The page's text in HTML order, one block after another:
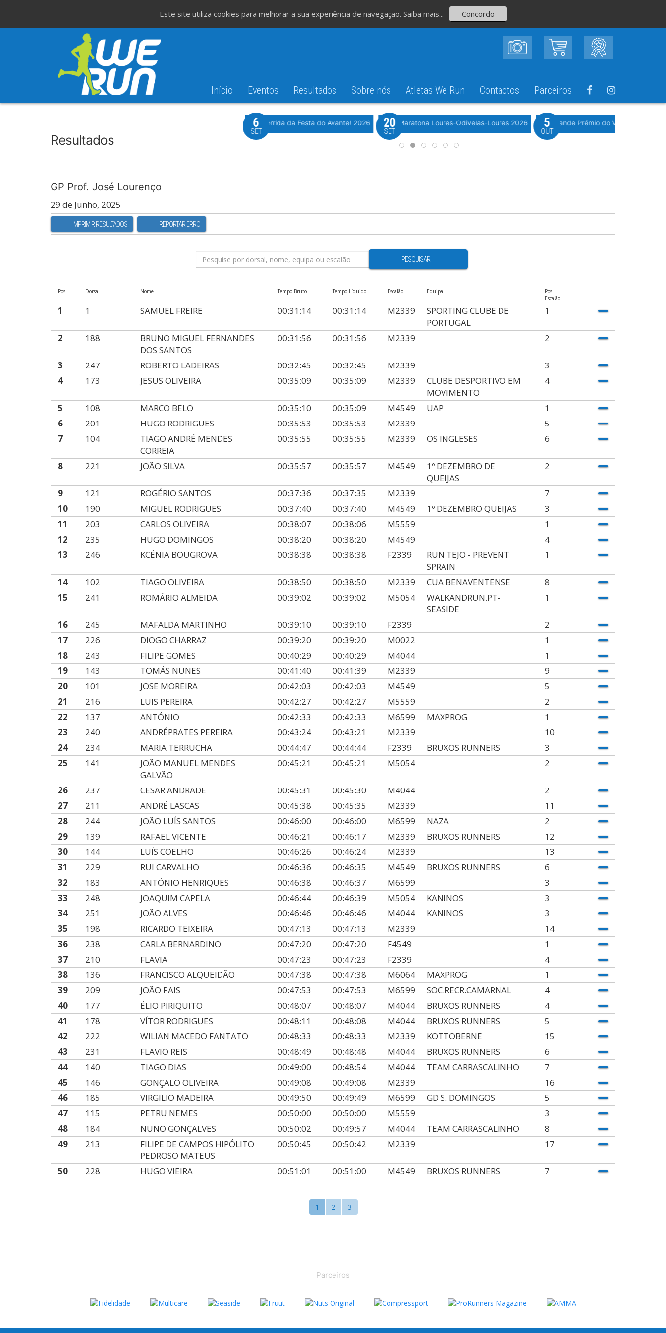
Início Eventos Resultados Sobre nós Atletas We Run Contactos Parceiros
Resultados Evento WeTiming
37ª Corrida da Festa do Avante! 2026
6
SET
Meia Maratona Loures-Odivelas-Loures 2026
20
SET
10º Grande Prémio do Vale Grande
5
OUT
GP Prof. José Lourenço
29 de Junho, 2025
IMPRIMIR RESULTADOS REPORTAR ERRO
PESQUISAR
Pos. Dorsal Nome Tempo Bruto Tempo Líquido Escalão Equipa
Pos.
Escalão
1 1 SAMUEL FREIRE 00:31:14 00:31:14 M2339
SPORTING CLUBE DE
PORTUGAL
1
2 188
BRUNO MIGUEL FERNANDES
DOS SANTOS
00:31:56 00:31:56 M2339 2
3 247 ROBERTO LADEIRAS 00:32:45 00:32:45 M2339
3
4
173 JESUS OLIVEIRA 00:35:09 00:35:09 M2339
CLUBE DESPORTIVO EM
MOVIMENTO
4
5 108 MARCO BELO 00:35:10 00:35:09 M4549 UAP
1
6
201 HUGO RODRIGUES 00:35:53 00:35:53 M2339
5
7
104
TIAGO ANDRÉ MENDES
CORREIA
00:35:55 00:35:55 M2339 OS INGLESES 6
8 221 JOÃO SILVA 00:35:57 00:35:57 M4549
1º DEZEMBRO DE
QUEIJAS
2
9 121 ROGÉRIO SANTOS 00:37:36 00:37:35 M2339
7
10
190 MIGUEL RODRIGUES 00:37:40 00:37:40 M4549 1º DEZEMBRO QUEIJAS
3
11
203 CARLOS OLIVEIRA 00:38:07 00:38:06 M5559
1
12
235 HUGO DOMINGOS 00:38:20 00:38:20 M4549
4
13
246 KCÉNIA BOUGROVA 00:38:38 00:38:38 F2339
RUN TEJO - PREVENT
SPRAIN
1
14 102 TIAGO OLIVEIRA 00:38:50 00:38:50 M2339 CUA BENAVENTENSE
8
15
241 ROMÁRIO ALMEIDA 00:39:02 00:39:02 M5054
WALKANDRUN.PT-
SEASIDE
1
16 245 MAFALDA MARTINHO 00:39:10 00:39:10 F2339
2
17
226 DIOGO CHARRAZ 00:39:20 00:39:20 M0022
1
18
243 FILIPE GOMES 00:40:29 00:40:29 M4044
1
19
143 TOMÁS NUNES 00:41:40 00:41:39 M2339
9
20
101 JOSE MOREIRA 00:42:03 00:42:03 M4549
5
21
216 LUIS PEREIRA 00:42:27 00:42:27 M5559
2
22
137 ANTÓNIO 00:42:33 00:42:33 M6599 MAXPROG
1
23
240 ANDRÉPRATES PEREIRA 00:43:24 00:43:21 M2339
10
24
234 MARIA TERRUCHA 00:44:47 00:44:44 F2339 BRUXOS RUNNERS
3
25
141
JOÃO MANUEL MENDES
GALVÃO
00:45:21 00:45:21 M5054 2
26 237 CESAR ANDRADE 00:45:31 00:45:30 M4044
2
27
211 ANDRÉ LASCAS 00:45:38 00:45:35 M2339
11
28
244 JOÃO LUÍS SANTOS 00:46:00 00:46:00 M6599 NAZA
2
29
139 RAFAEL VICENTE 00:46:21 00:46:17 M2339 BRUXOS RUNNERS
12
30
144 LUÍS COELHO 00:46:26 00:46:24 M2339
13
31
229 RUI CARVALHO 00:46:36 00:46:35 M4549 BRUXOS RUNNERS
6
32
183 ANTÓNIO HENRIQUES 00:46:38 00:46:37 M6599
3
33
248 JOAQUIM CAPELA 00:46:44 00:46:39 M5054 KANINOS
3
34
251 JOÃO ALVES 00:46:46 00:46:46 M4044 KANINOS
3
35
198 RICARDO TEIXEIRA 00:47:13 00:47:13 M2339
14
36
238 CARLA BERNARDINO 00:47:20 00:47:20 F4549
1
37
210 FLAVIA 00:47:23 00:47:23 F2339
4
38
136 FRANCISCO ALQUEIDÃO 00:47:38 00:47:38 M6064 MAXPROG
1
39
209 JOÃO PAIS 00:47:53 00:47:53 M6599 SOC.RECR.CAMARNAL
4
40
177 ÉLIO PIRIQUITO 00:48:07 00:48:07 M4044 BRUXOS RUNNERS
4
41
178 VÍTOR RODRIGUES 00:48:11 00:48:08 M4044 BRUXOS RUNNERS
5
42
222 WILIAN MACEDO FANTATO 00:48:33 00:48:33 M2339 KOTTOBERNE
15
43
231 FLAVIO REIS 00:48:49 00:48:48 M4044 BRUXOS RUNNERS
6
44
140 TIAGO DIAS 00:49:00 00:48:54 M4044 TEAM CARRASCALINHO
7
45
146 GONÇALO OLIVEIRA 00:49:08 00:49:08 M2339
16
46
185 VIRGILIO MADEIRA 00:49:50 00:49:49 M6599 GD S. DOMINGOS
5
47
115 PETRU NEMES 00:50:00 00:50:00 M5559
3
48
184 NUNO GONÇALVES 00:50:02 00:49:57 M4044 TEAM CARRASCALINHO
8
49
213
FILIPE DE CAMPOS HIPÓLITO
PEDROSO MATEUS
00:50:45 00:50:42 M2339 17
50 228 HUGO VIEIRA 00:51:01 00:51:00 M4549 BRUXOS RUNNERS 7
1 2 3
Parceiros
Este site utiliza cookies para melhorar a sua experiência de navegação. Saiba mais... Concordo